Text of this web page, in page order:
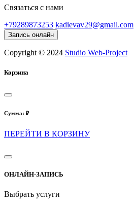
Связаться с нами
+79289873253 kadievav29@gmail.com
Запись онлайн
Copyright © 2024 Studio Web-Project
Корзина
Сумма: ₽
ПЕРЕЙТИ В КОРЗИНУ
ОНЛАЙН-ЗАПИСЬ
Выбрать услуги